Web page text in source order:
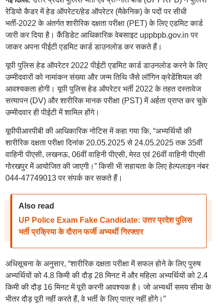
रेडियो कैडर में हेड ऑपरेटर/हेड ऑपरेटर (मैकेनिक) के पदों पर सीधी
भर्ती-2022 के अंतर्गत शारीरिक दक्षता परीक्षा (PET) के लिए एडमिट कार्ड
जारी कर दिया है। कैंडिडेट आधिकारिक वेबसाइट uppbpb.gov.in पर
जाकर अपना पीईटी एडमिट कार्ड डाउनलोड कर सकते हैं।
यूपी पुलिस हेड ऑपरेटर 2022 पीईटी एडमिट कार्ड डाउनलोड करने के लिए
उम्मीदवारों को नामांकन संख्या और जन्म तिथि जैसे लॉगिन क्रेडेंशियल की
आवश्यकता होगी। यूपी पुलिस हेड ऑपरेटर भर्ती 2022 के तहत दस्तावेज
सत्यापन (DV) और शारीरिक मानक परीक्षा (PST) में अर्हता प्राप्त कर चुके
उम्मीदवार ही पीईटी में शामिल होंगे।
यूपीपीआरपीबी की आधिकारिक नोटिस में कहा गया कि, “अभ्यर्थियों की
शारीरिक दक्षता परीक्षा दिनांक 20.05.2025 से 24.05.2025 तक 35वीं
वाहिनी पीएसी, लखनऊ, 06वीं वाहिनी पीएसी, मेरठ एवं 26वीं वाहिनी पीएसी
गोरखपुर में आयोजित की जाएगी।” किसी भी सहायता के लिए हेल्पलाइन नंबर
044-47749013 पर संपर्क कर सकते हैं।
Also read
UP Police Exam Fake Candidate: उत्तर प्रदेश पुलिस
भर्ती प्रक्रिया के दौरान फर्जी अभ्यर्थी गिरफ्तार
अधिसूचना के अनुसार, “शारीरिक दक्षता परीक्षा में सफल होने के लिए पुरुष
अभ्यर्थियों को 4.8 किमी की दौड़ 28 मिनट में और महिला अभ्यर्थियों को 2.4
किमी की दौड़ 16 मिनट में पूरी करनी आवश्यक है। जो अभ्यर्थी समय सीमा के
भीतर दौड़ पूरी नहीं करते हैं, वे भर्ती के लिए पात्र नहीं होंगे।”